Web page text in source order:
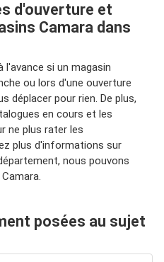
d'ouverture et
Camara dans
si un magasin
ou lors d'une ouverture
déplacer pour rien. De plus,
en cours et les
ne plus rater les
plus d'informations sur
nous pouvons
posées au sujet